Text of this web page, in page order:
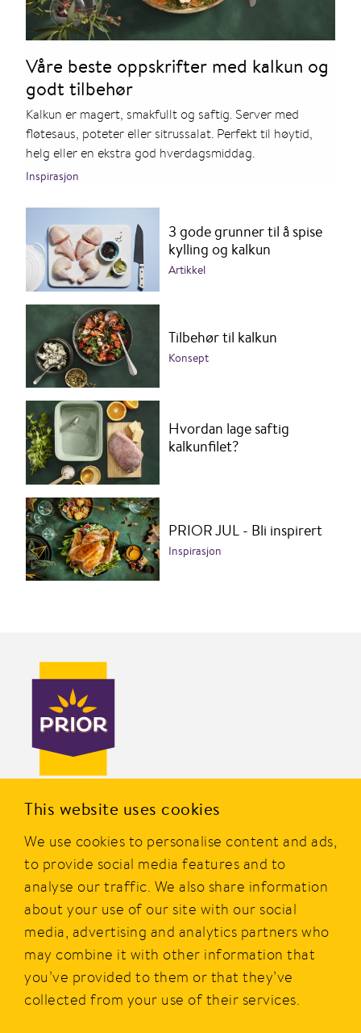
This website uses cookies
We use cookies to personalise content and ads,
to provide social media features and to
analyse our traffic. We also share information
about your use of our site with our social
media, advertising and analytics partners who
may combine it with other information that
you’ve provided to them or that they’ve
collected from your use of their services.
Våre beste oppskrifter med kalkun og
godt tilbehør
Kalkun er magert, smakfullt og saftig. Server med
fløtesaus, poteter eller sitrussalat. Perfekt til høytid,
helg eller en ekstra god hverdagsmiddag.
Inspirasjon
3 gode grunner til å spise
kylling og kalkun
Artikkel
Tilbehør til kalkun
Konsept
Hvordan lage saftig
kalkunfilet?
PRIOR JUL - Bli inspirert
Inspirasjon
PRIOR er en av Norges mest kjente merkevarer innen
1977, og i dag tilbyr PRIOR et bredt utvalg av produkter av
kylling, kalkun og egg fra norske bønder.
PRIOR er alltid godt og gir smakfull, sunn, rask og enkel
mat i hverdagen.
Hovedkontor
Postboks 360, Økern,
0513 Oslo
Personvern
Beskrivelse av våre vilkår